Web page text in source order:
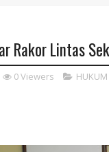
Rakor Lintas
0Viewers